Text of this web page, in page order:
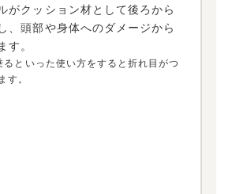
がクッション材として後ろから
、頭部や身体へのダメージから
す。
といった使い方をすると折れ目がつ
す。